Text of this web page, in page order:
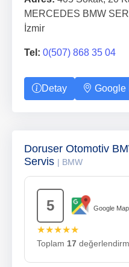
MERCEDES BMW
İzmir
Tel: 0(507) 868 35 04
Detay Google
Doruser Otomotiv
Servis | BMW
5 Google
★★★★★
Toplam 17